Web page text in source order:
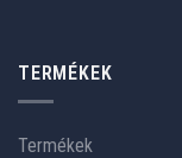
TERMÉKEK
Termékek